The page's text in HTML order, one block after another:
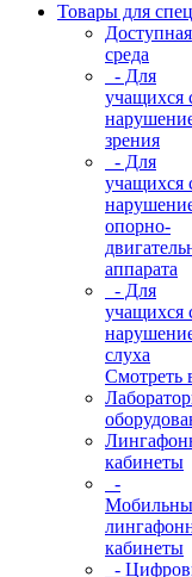
Товары для
Доступная
среда
- Для
учащихся
зрения
- Для
учащихся
опорно-
аппарата
- Для
учащихся
слуха
Смотреть
кабинеты
-
кабинеты
-